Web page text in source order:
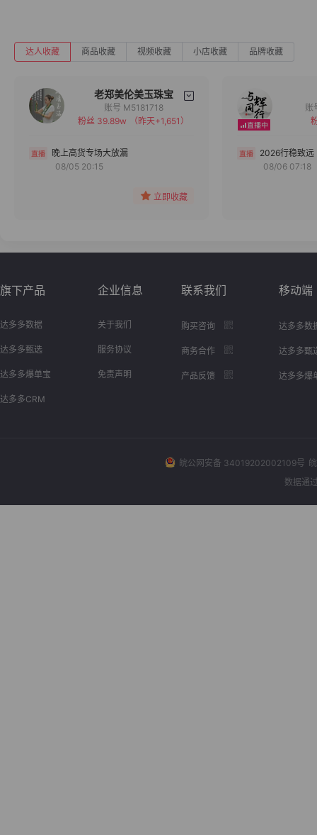
达人收藏 商品收藏 视频收藏 小店收藏 品牌收藏
老郑美伦美玉珠宝
备注
分组
账号 M5181718
粉丝 39.89w
（昨天+1,651）
晚上高货专场大放漏
08/05 20:15
立即收藏
2026行稳致远
08/06 07:18
旗下产品
达多多数据
达多多甄选
达多多爆单宝
达多多CRM
企业信息
关于我们
服务协议
免责声明
联系我们
购买咨询
商务合作
产品反馈
移动端
达多多数
达多多甄
达多多爆
皖公网安备 34019202002109号
数据通